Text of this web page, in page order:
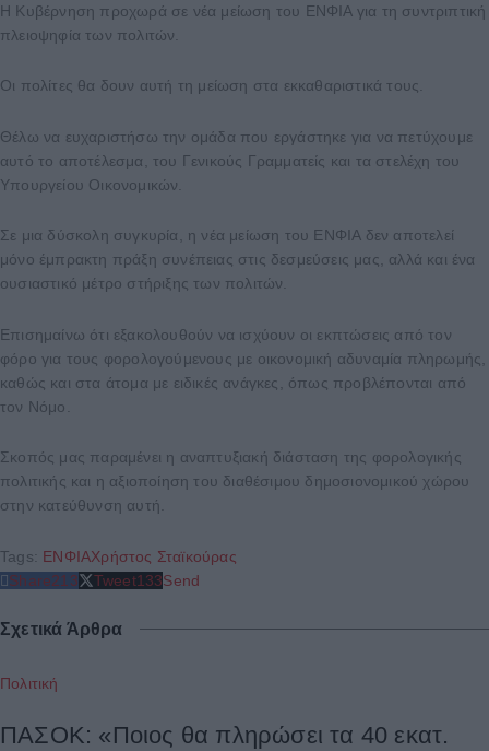
Η Κυβέρνηση προχωρά σε νέα μείωση του ΕΝΦΙΑ για τη συντριπτική
πλειοψηφία των πολιτών.
Οι πολίτες θα δουν αυτή τη μείωση στα εκκαθαριστικά τους.
Θέλω να ευχαριστήσω την ομάδα που εργάστηκε για να πετύχουμε
αυτό το αποτέλεσμα, του Γενικούς Γραμματείς και τα στελέχη του
Υπουργείου Οικονομικών.
Σε μια δύσκολη συγκυρία, η νέα μείωση του ΕΝΦΙΑ δεν αποτελεί
μόνο έμπρακτη πράξη συνέπειας στις δεσμεύσεις μας, αλλά και ένα
ουσιαστικό μέτρο στήριξης των πολιτών.
Επισημαίνω ότι εξακολουθούν να ισχύουν οι εκπτώσεις από τον
φόρο για τους φορολογούμενους με οικονομική αδυναμία πληρωμής,
καθώς και στα άτομα με ειδικές ανάγκες, όπως προβλέπονται από
τον Νόμο.
Σκοπός μας παραμένει η αναπτυξιακή διάσταση της φορολογικής
πολιτικής και η αξιοποίηση του διαθέσιμου δημοσιονομικού χώρου
στην κατεύθυνση αυτή.
Tags: ΕΝΦΙΑΧρήστος Σταϊκούρας
Share213 Tweet133Send
Σχετικά Άρθρα
Πολιτική
ΠΑΣΟΚ: «Ποιος θα πληρώσει τα 40 εκατ.